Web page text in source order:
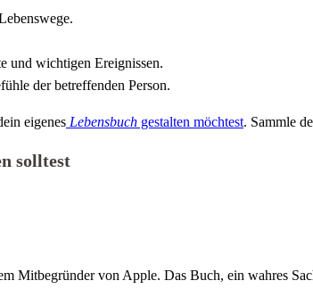
und wichtigen Ereignissen.
der betreffenden Person.
eigenes Lebensbuch gestalten möchtest. Sammle
solltest
Mitbegründer von Apple. Das Buch, ein wahres